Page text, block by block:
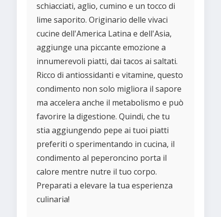
schiacciati, aglio, cumino e un tocco di
lime saporito. Originario delle vivaci
cucine dell'America Latina e dell'Asia,
aggiunge una piccante emozione a
innumerevoli piatti, dai tacos ai saltati.
Ricco di antiossidanti e vitamine, questo
condimento non solo migliora il sapore
ma accelera anche il metabolismo e può
favorire la digestione. Quindi, che tu
stia aggiungendo pepe ai tuoi piatti
preferiti o sperimentando in cucina, il
condimento al peperoncino porta il
calore mentre nutre il tuo corpo.
Preparati a elevare la tua esperienza
culinaria!